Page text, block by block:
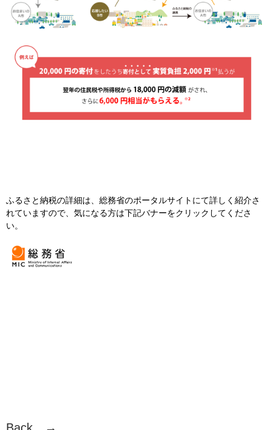
ふるさと納税の詳細は、総務省のポータルサイトにて詳しく紹介さ
れていますので、気になる方は下記バナーをクリックしてくださ
い。